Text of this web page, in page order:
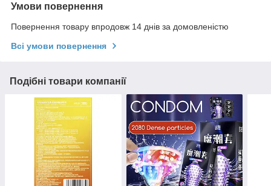
Умови повернення
Повернення товару впродовж 14 днів за домовленістю
Всі умови повернення
Подібні товари компанії